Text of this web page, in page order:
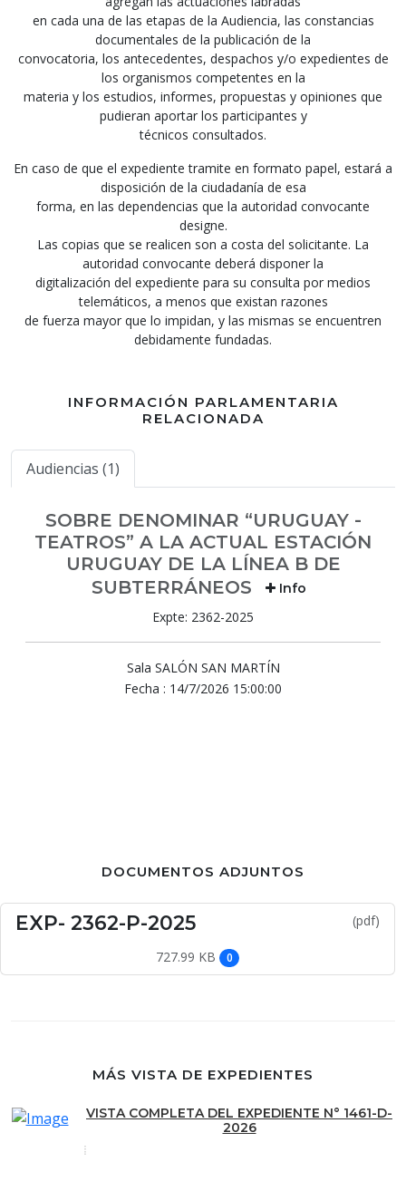
en cada una de las etapas de la Audiencia, las constancias
documentales de la publicación de la
convocatoria, los antecedentes, despachos y/o expedientes de
los organismos competentes en la
materia y los estudios, informes, propuestas y opiniones que
pudieran aportar los participantes y
técnicos consultados.
En caso de que el expediente tramite en formato papel, estará a
disposición de la ciudadanía de esa
forma, en las dependencias que la autoridad convocante
designe.
Las copias que se realicen son a costa del solicitante. La
autoridad convocante deberá disponer la
digitalización del expediente para su consulta por medios
telemáticos, a menos que existan razones
de fuerza mayor que lo impidan, y las mismas se encuentren
debidamente fundadas.
INFORMACIÓN PARLAMENTARIA
RELACIONADA
Audiencias (1)
SOBRE DENOMINAR “URUGUAY -
TEATROS” A LA ACTUAL ESTACIÓN
URUGUAY DE LA LÍNEA B DE
SUBTERRÁNEOS
Info
Expte: 2362-2025
Sala SALÓN SAN MARTÍN
Fecha : 14/7/2026 15:00:00
DOCUMENTOS ADJUNTOS
EXP- 2362-P-2025 (pdf)
727.99 KB 0
MÁS VISTA DE EXPEDIENTES
VISTA COMPLETA DEL EXPEDIENTE N° 1461-D-
2026